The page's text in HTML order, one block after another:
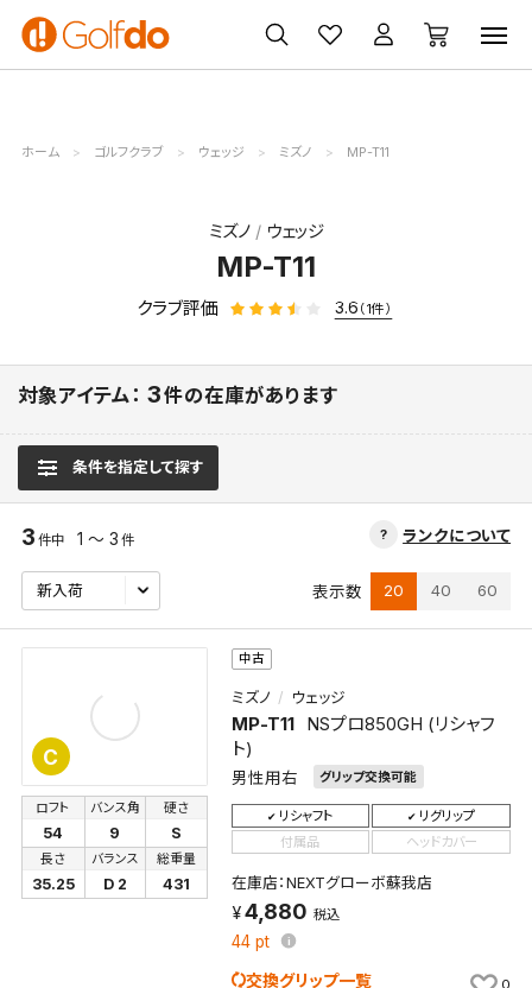
ゴルフ
クラブ
ゴルフ用品
買取
無料査定
クーポン
一覧
ホーム ゴルフクラブ ウェッジ ミズノ MP-T11
ミズノ ウェッジ
MP-T11
クラブ評価 3.6 （1件）
対象アイテム： 3件の在庫があります
条件を指定して探す
ランクについて
3 件中 1 ～ 3 件
表示数 20 40 60
C
中古
ミズノ ウェッジ
MP-T11
NSプロ850GH (リシャフ
ト)
男性用右 グリップ交換可能
ロフト
54
バンス角
9
硬さ
S
長さ
35.25
バランス
D 2
総重量
431
リシャフト
リグリップ
付属品
ヘッドカバー
在庫店：NEXTグローボ蘇我店
4,880 税込
44 pt
交換グリップ一覧 0